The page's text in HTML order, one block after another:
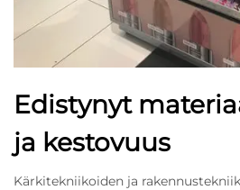
Edistynyt
ja kestovuus
Kärkitekniikoiden ja